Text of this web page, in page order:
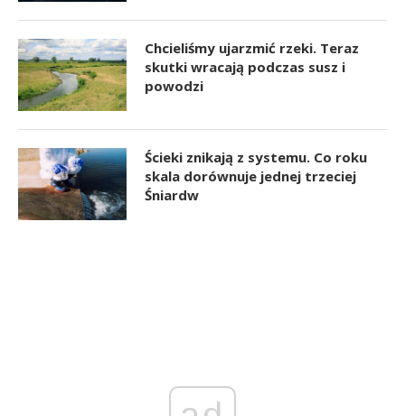
Chcieliśmy ujarzmić rzeki. Teraz
skutki wracają podczas susz i
powodzi
Ścieki znikają z systemu. Co roku
skala dorównuje jednej trzeciej
Śniardw